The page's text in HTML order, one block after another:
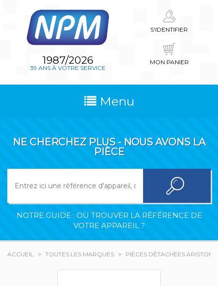
1987/2026
39 ANS À VOTRE SERVICE
S'IDENTIFIER
MON PANIER
Menu
NE CHERCHEZ PLUS - NOUS AVONS LA
PIÈCE
NOTRE GUIDE : OÙ TROUVER LA RÉFÉRENCE DE
VOTRE APPAREIL ?
ACCUEIL TOUTES LES MARQUES PIÈCES DÉTACHÉES ARISTON